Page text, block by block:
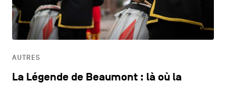
AUTRES
La Légende de Beaumont : là où la